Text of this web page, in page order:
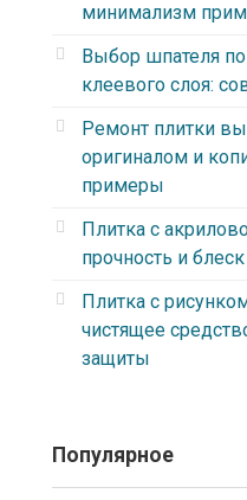
минимализм
Выбор шпателя
клеевого слоя:
Ремонт плитки
оригиналом и
примеры
Плитка с
прочность и блеск
Плитка с
чистящее
защиты
Популярное